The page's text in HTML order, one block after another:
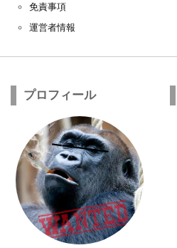
免責事項
運営者情報
プロフィール